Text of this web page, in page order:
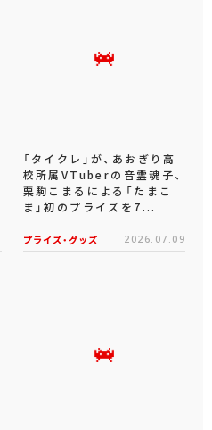
「タイクレ」が、あおぎり高
校所属VTuberの音霊魂子、
栗駒こまるによる「たまこ
ま」初のプライズを7...
プライズ・グッズ 2026.07.09